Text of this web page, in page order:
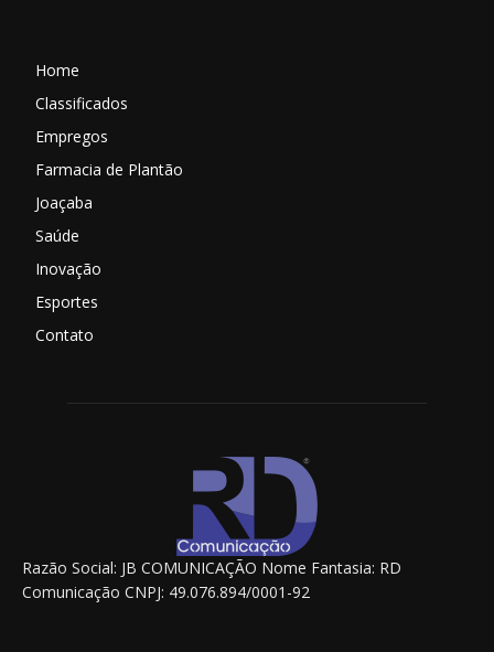
Home
Classificados
Empregos
Farmacia de Plantão
Joaçaba
Saúde
Inovação
Esportes
Contato
Razão Social: JB COMUNICAÇÃO Nome Fantasia: RD
Comunicação CNPJ: 49.076.894/0001-92